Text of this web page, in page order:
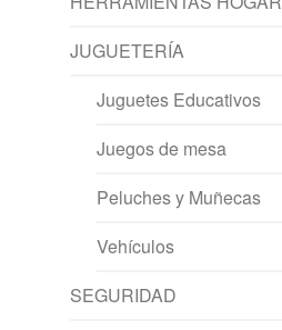
JUGUETERÍA
Juguetes Educativos
Juegos de mesa
Peluches y Muñecas
Vehículos
SEGURIDAD